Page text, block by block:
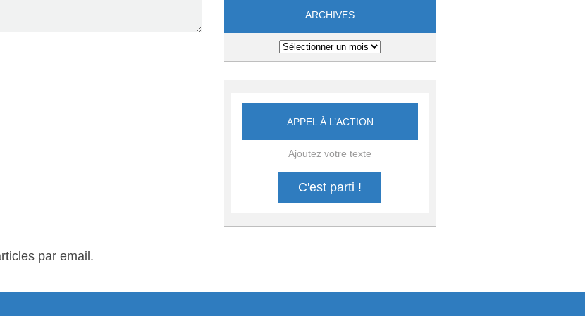
par email.
ARCHIVES
APPEL À L’ACTION
Ajoutez votre texte
C'est parti !